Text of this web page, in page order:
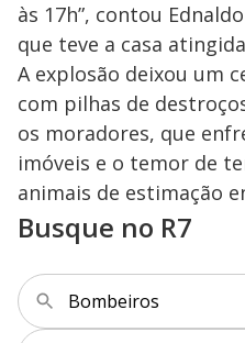
às 17h”, contou
que teve a casa
A explosão deixou um
com pilhas de
os moradores, que
imóveis e o temor de
animais de estimação
Busque no R7
Bombeiros